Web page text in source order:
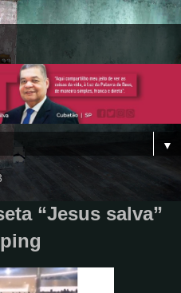
▼
“Jesus salva”